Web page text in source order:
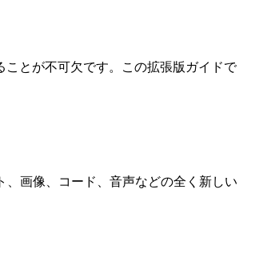
とが不可欠です。この拡張版ガイドで
画像、コード、音声などの全く新しい